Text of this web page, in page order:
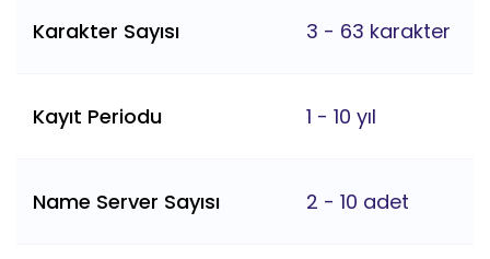
Karakter Sayısı 3 - 63 karakter
Kayıt Periodu 1 - 10 yıl
Name Server Sayısı 2 - 10 adet